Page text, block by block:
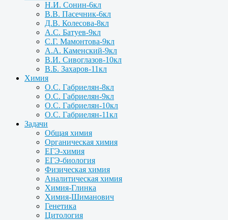
Н.И. Сонин-6кл
В.В. Пасечник-6кл
Д.В. Колесова-8кл
А.С. Батуев-9кл
С.Г. Мамонтова-9кл
А.А. Каменский-9кл
В.И. Сивоглазов-10кл
В.Б. Захаров-11кл
Химия
О.С. Габриелян-8кл
О.С. Габриелян-9кл
О.С. Габриелян-10кл
О.С. Габриелян-11кл
Задачи
Общая химия
Органическая химия
ЕГЭ-химия
ЕГЭ-биология
Физическая химия
Аналитическая химия
Химия-Глинка
Химия-Шиманович
Генетика
Цитология